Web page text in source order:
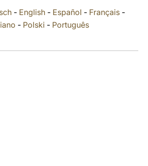
- English- Español - Français-
- Polski - Português